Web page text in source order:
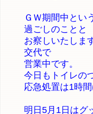
ＧＷ期間中とい
過ごしのことと
お察しいたしま
交代で
営業中です。
今日もトイレの
応急処置は1時
明日5月1日はグ